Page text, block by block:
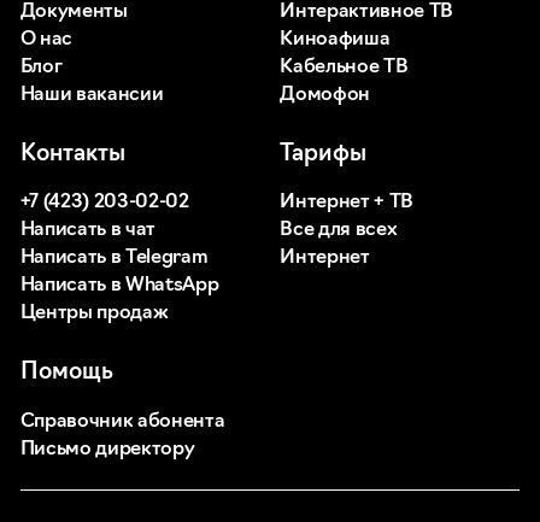
Документы
О нас
Блог
Наши вакансии
Интерактивное ТВ
Киноафиша
Кабельное ТВ
Домофон
Помощь
Справочник абонента
Письмо директору
Тарифы
Интернет + ТВ
Все для всех
Интернет
Контакты
+7 (423) 203-02-02
Написать в чат
Написать в Telegram
Написать в WhatsApp
Центры продаж